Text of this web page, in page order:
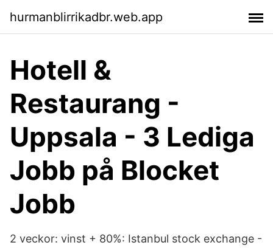
hurmanblirrikadbr.web.app
Hotell &
Restaurang -
Uppsala - 3 Lediga
Jobb på Blocket
Jobb
2 veckor: vinst + 80%: Istanbul stock exchange -